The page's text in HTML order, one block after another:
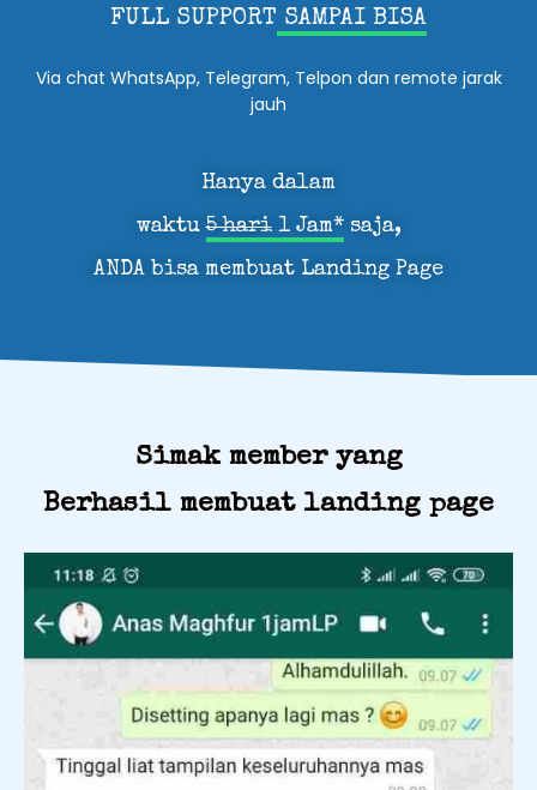
FULL SUPPORT SAMPAI BISA
Via chat WhatsApp, Telegram, Telpon dan remote jarak
jauh
Hanya dalam
waktu5 hari1 Jam*saja,
ANDA bisa membuat Landing Page
Simak member yang
Berhasil membuat landing page